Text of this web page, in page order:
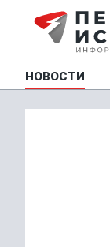
НОВОСТИ